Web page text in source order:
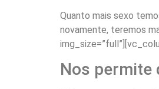
Quanto mais sexo
novamente, teremos
Nos permite